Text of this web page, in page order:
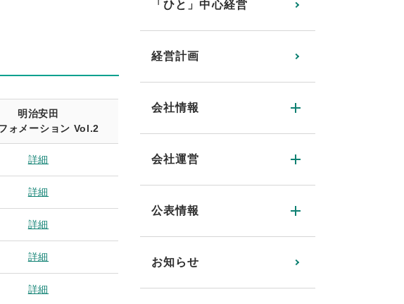
明治安田
ォメーション Vol.2
詳細
詳細
詳細
詳細
詳細
「ひと」中心経営
経営計画
会社情報
会社運営
公表情報
お知らせ